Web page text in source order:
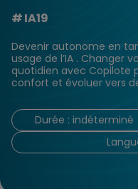
IA19
Devenir autonome en
usage de l’IA . Changer
quotidien avec Copilote
confort et évoluer vers
Durée : indéterminé